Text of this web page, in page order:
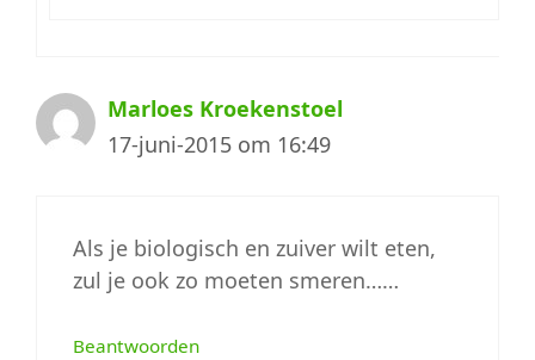
Marloes Kroekenstoel
17-juni-2015 om 16:49
Als je biologisch en zuiver wilt eten,
zul je ook zo moeten smeren……
Beantwoorden